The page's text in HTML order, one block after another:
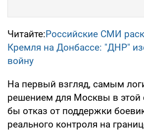
Читайте:Российские СМИ
Кремля на Донбассе: "ДНР"
войну
На первый взгляд, самым
решением для Москвы в этой
бы отказ от поддержки
реального контроля на